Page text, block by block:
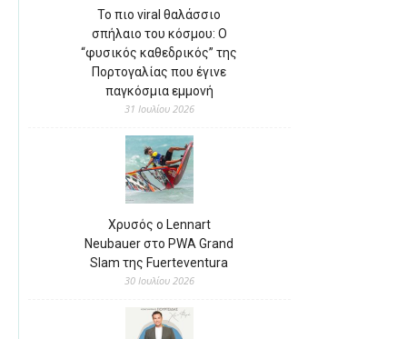
Το πιο viral θαλάσσιο
σπήλαιο του κόσμου: Ο
“φυσικός καθεδρικός” της
Πορτογαλίας που έγινε
παγκόσμια εμμονή
31 Ιουλίου 2026
Χρυσός ο Lennart
Neubauer στο PWA Grand
Slam της Fuerteventura
30 Ιουλίου 2026